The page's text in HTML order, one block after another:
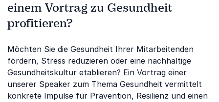
einem Vortrag zu Gesundheit
profitieren?
Möchten Sie die Gesundheit Ihrer Mitarbeitenden
fördern, Stress reduzieren oder eine nachhaltige
Gesundheitskultur etablieren? Ein Vortrag einer
unserer Speaker zum Thema Gesundheit vermittelt
konkrete Impulse für Prävention, Resilienz und einen